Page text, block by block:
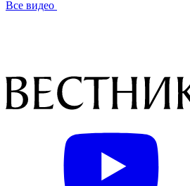
Все видео